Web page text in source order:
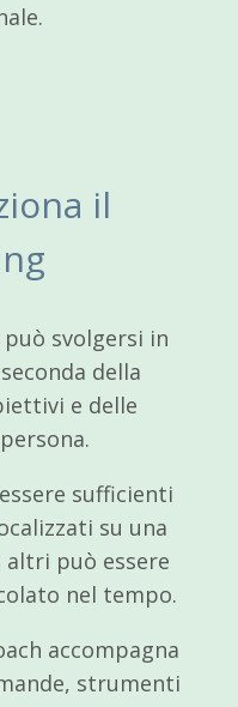
il
svolgersi in
della
e delle
sufficienti
su una
altri può essere
nel tempo.
accompagna
strumenti